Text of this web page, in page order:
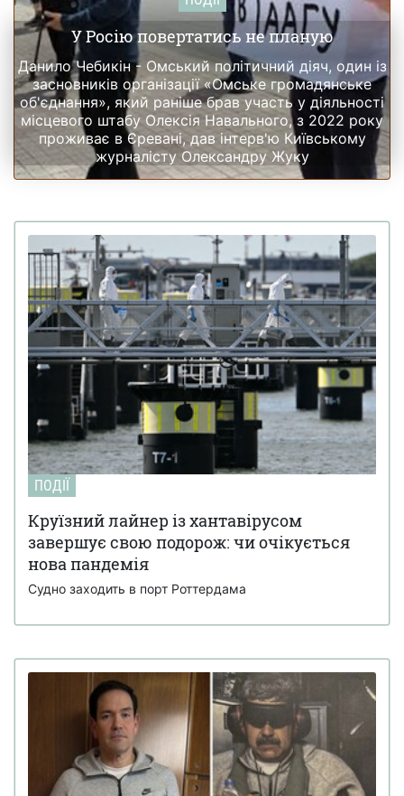
У Росію повертатись не планую
Данило Чебикін - Омський політичний діяч, один із
засновників організації «Омське громадянське
об'єднання», який раніше брав участь у діяльності
місцевого штабу Олексія Навального, з 2022 року
проживає в Єревані, дав інтерв'ю Київському
журналісту Олександру Жуку
ПОДІЇ
Круїзний лайнер із хантавірусом
завершує свою подорож: чи очікується
нова пандемія
Судно заходить в порт Роттердама